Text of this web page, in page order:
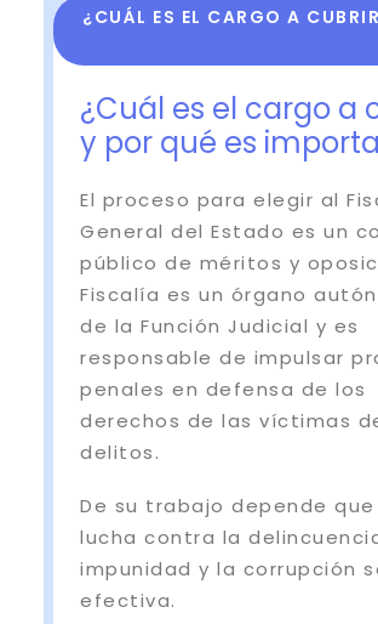
¿CUÁL ES EL CARGO A
¿Cuál es el cargo a
y por qué es
El proceso para elegir al
General del Estado es un
público de méritos y
Fiscalía es un órgano
de la Función Judicial y es
responsable de impulsar
penales en defensa de los
derechos de las víctimas
delitos.
De su trabajo depende que
lucha contra la
impunidad y la corrupción
efectiva.